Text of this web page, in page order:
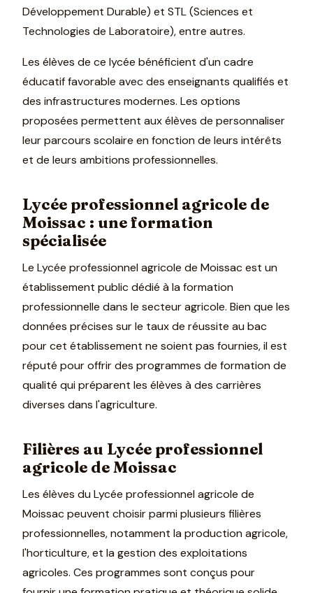
Développement Durable) et STL (Sciences et
Technologies de Laboratoire), entre autres.
Les élèves de ce lycée bénéficient d'un cadre
éducatif favorable avec des enseignants qualifiés et
des infrastructures modernes. Les options
proposées permettent aux élèves de personnaliser
leur parcours scolaire en fonction de leurs intérêts
et de leurs ambitions professionnelles.
Lycée professionnel agricole de
Moissac : une formation
spécialisée
Le Lycée professionnel agricole de Moissac est un
établissement public dédié à la formation
professionnelle dans le secteur agricole. Bien que les
données précises sur le taux de réussite au bac
pour cet établissement ne soient pas fournies, il est
réputé pour offrir des programmes de formation de
qualité qui préparent les élèves à des carrières
diverses dans l'agriculture.
Filières au Lycée professionnel
agricole de Moissac
Les élèves du Lycée professionnel agricole de
Moissac peuvent choisir parmi plusieurs filières
professionnelles, notamment la production agricole,
l'horticulture, et la gestion des exploitations
agricoles. Ces programmes sont conçus pour